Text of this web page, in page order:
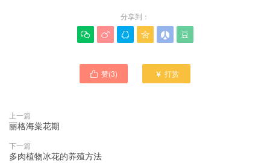
分享到：
     
 赞(3)  打赏
上一篇
丽格海棠花期
下一篇
多肉植物冰花的养殖方法